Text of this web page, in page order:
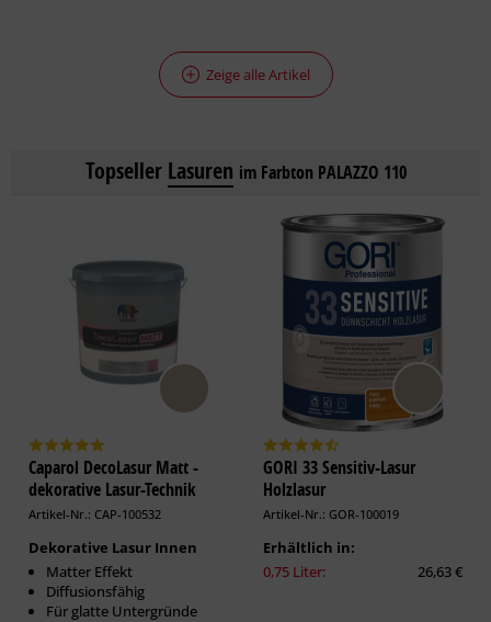
Zeige alle Artikel
Topseller Lasuren im Farbton PALAZZO 110
Caparol DecoLasur Matt -
dekorative Lasur-Technik
Artikel-Nr.: CAP-100532
Dekorative Lasur Innen
Matter Effekt
Diffusionsfähig
Für glatte Untergründe
GORI 33 Sensitiv-Lasur
Holzlasur
Artikel-Nr.: GOR-100019
Erhältlich in:
0,75 Liter:
26,63 €